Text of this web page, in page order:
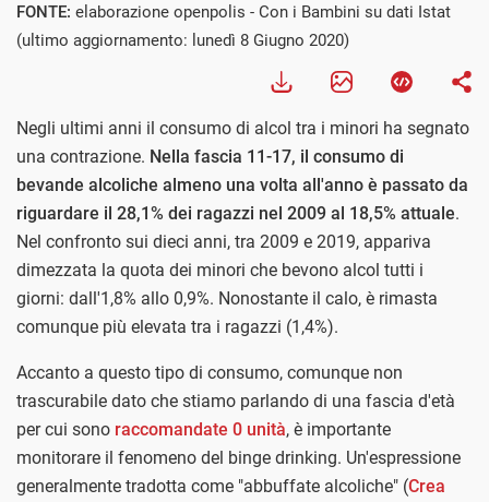
FONTE: elaborazione openpolis - Con i Bambini su dati Istat
(ultimo aggiornamento: lunedì 8 Giugno 2020)
Negli ultimi anni il consumo di alcol tra i minori ha segnato
una contrazione. Nella fascia 11-17, il consumo di
bevande alcoliche almeno una volta all'anno è passato da
riguardare il 28,1% dei ragazzi nel 2009 al 18,5% attuale.
Nel confronto sui dieci anni, tra 2009 e 2019, appariva
dimezzata la quota dei minori che bevono alcol tutti i
giorni: dall'1,8% allo 0,9%. Nonostante il calo, è rimasta
comunque più elevata tra i ragazzi (1,4%).
Accanto a questo tipo di consumo, comunque non
trascurabile dato che stiamo parlando di una fascia d'età
per cui sono raccomandate 0 unità, è importante
monitorare il fenomeno del binge drinking. Un'espressione
generalmente tradotta come "abbuffate alcoliche" (Crea